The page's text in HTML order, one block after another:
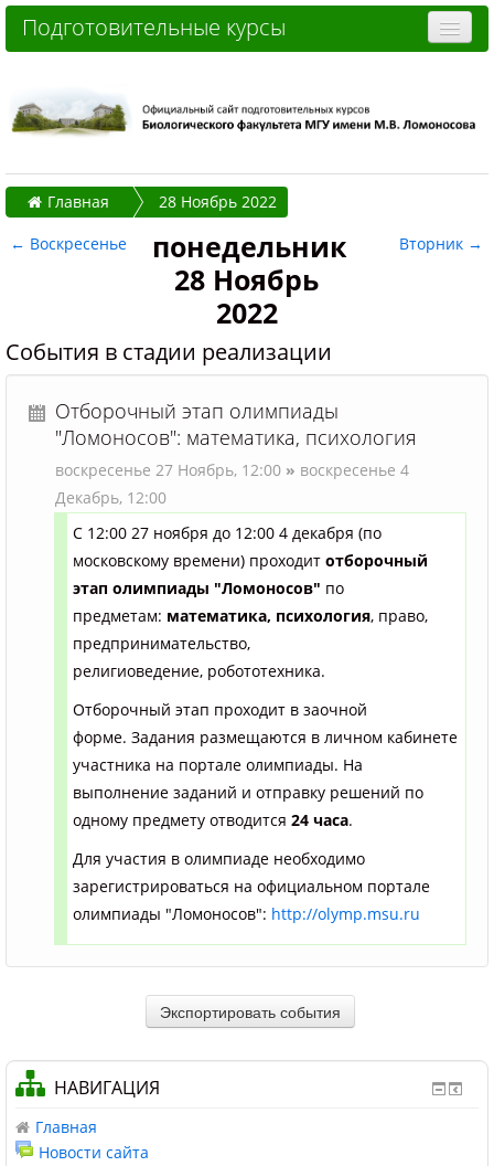
Подготовительные курсы
Дистанционные курсы
Стоимость
Как записаться и оплатить
Главная
28 Ноябрь 2022
← Воскресенье
понедельник
28 Ноябрь
2022
Вторник →
События в стадии реализации
Отборочный этап олимпиады
"Ломоносов": математика, психология
воскресенье 27 Ноябрь, 12:00 » воскресенье 4
Декабрь, 12:00
С 12:00 27 ноября до 12:00 4 декабря (по
московскому времени) проходит отборочный
этап олимпиады "Ломоносов" по
предметам: математика, психология, право,
предпринимательство,
религиоведение, робототехника.
Отборочный этап проходит в заочной
форме. Задания размещаются в личном кабинете
участника на портале олимпиады. На
выполнение заданий и отправку решений по
одному предмету отводится 24 часа.
Для участия в олимпиаде необходимо
зарегистрироваться на официальном портале
олимпиады "Ломоносов": http://olymp.msu.ru
НАВИГАЦИЯ
Главная
Новости сайта